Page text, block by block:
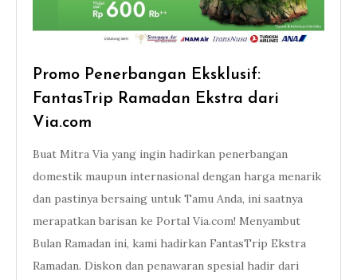
Promo Penerbangan Eksklusif:
FantasTrip Ramadan Ekstra dari
Via.com
Buat Mitra Via yang ingin hadirkan penerbangan
domestik maupun internasional dengan harga menarik
dan pastinya bersaing untuk Tamu Anda, ini saatnya
merapatkan barisan ke Portal Via.com! Menyambut
Bulan Ramadan ini, kami hadirkan FantasTrip Ekstra
Ramadan. Diskon dan penawaran spesial hadir dari